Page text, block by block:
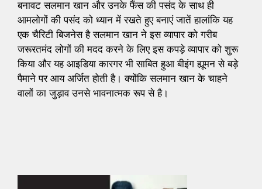
बनावट सलमान खान और उनके फैंस की पसंद के साथ ही
आमलोगों की पसंद को ध्यान में रखते हुए बनाएं जातें हालांकि यह
एक चैरिटी बिजनेस है सलमान खान ने इस व्यापार को गरीब
जरूरतमंद लोगों की मदद करने के लिए इस कपड़े व्यापार को शुरू
किया और यह आइडिया कारगर भी साबित हुआ बीइंग ह्यूमन से बड़े
पैमाने पर आय अर्जित होती है। क्योंकि सलमान खान के चाहने
वालों का जुड़ाव उनसे भावनात्मक रूप से है।